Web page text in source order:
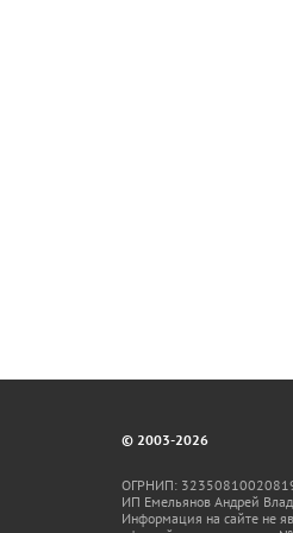
© 2003-2026
ОГРНИП:
ИП Емельянов Андрей
Информация на сайте не